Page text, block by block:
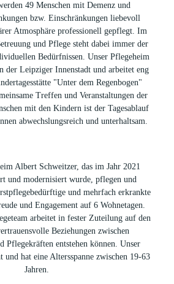
49 Menschen mit Demenz und
bzw. Einschränkungen liebevoll
Atmosphäre professionell gepflegt. Im
und Pflege steht dabei immer der
Bedürfnissen. Unser Pflegeheim
der Leipziger Innenstadt und arbeitet eng
"Unter dem Regenbogen"
Treffen und Veranstaltungen der
mit den Kindern ist der Tagesablauf
abwechslungsreich und unterhaltsam.
Albert Schweitzer, das im Jahr 2021
und modernisiert wurde, pflegen und
und mehrfach erkrankte
und Engagement auf 6 Wohnetagen.
arbeitet in fester Zuteilung auf den
Beziehungen zwischen
Pflegekräften entstehen können. Unser
und hat eine Altersspanne zwischen 19-63
Jahren.